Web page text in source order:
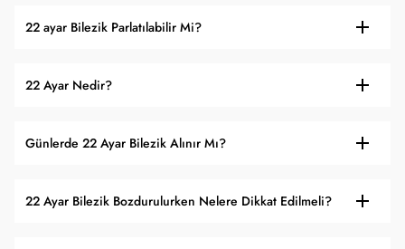
22 ayar Bilezik Parlatılabilir Mi?
22 Ayar Nedir?
Günlerde 22 Ayar Bilezik Alınır Mı?
22 Ayar Bilezik Bozdurulurken Nelere Dikkat Edilmeli?